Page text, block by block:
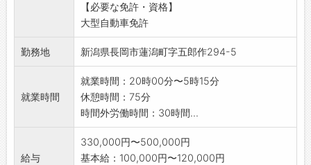
・復路の運行ルートは、基本的に上記の逆ルー
トとなります。
・主な荷物:食品(米菓・酒類等)、家電品、工業
製品などの雑貨
それに伴う
増員募集となります。新しい施設で快適な仕
事環境です。
※変更の範囲:会社の定める業務
【必要な免許・資格】
大型自動車免許
勤務地 新潟県長岡市蓮潟町字五郎作294-5
就業時間
就業時間：20時00分〜5時15分
休憩時間：75分
時間外労働時間：30時間...
給与
330,000円〜500,000円
基本給：100,000円〜120,000円